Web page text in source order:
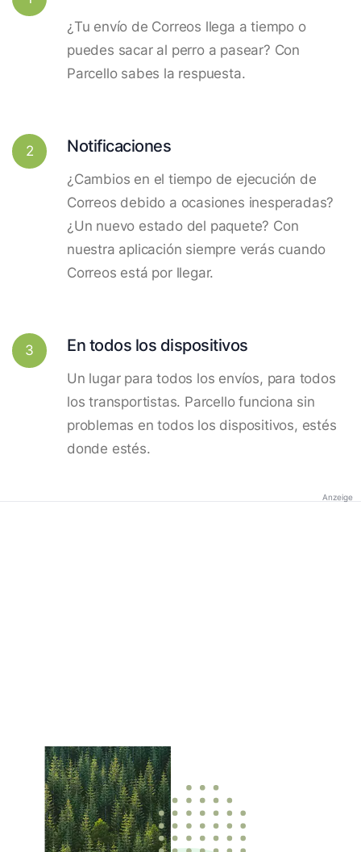
¿Tu envío de Correos llega a tiempo o
puedes sacar al perro a pasear? Con
Parcello sabes la respuesta.
2 Notificaciones
¿Cambios en el tiempo de ejecución de
Correos debido a ocasiones inesperadas?
¿Un nuevo estado del paquete? Con
nuestra aplicación siempre verás cuando
Correos está por llegar.
3 En todos los dispositivos
Un lugar para todos los envíos, para todos
los transportistas. Parcello funciona sin
problemas en todos los dispositivos, estés
donde estés.
Anzeige